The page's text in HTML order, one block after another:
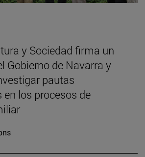
y Sociedad firma un
Gobierno de Navarra y
pautas
los procesos de